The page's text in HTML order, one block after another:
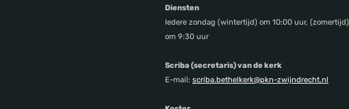
Diensten
Iedere zondag (wintertijd) om 10:00 uur, (zomertijd)
om 9:30 uur
Scriba (secretaris) van de kerk
E-mail: scriba.bethelkerk@pkn-zwijndrecht.nl